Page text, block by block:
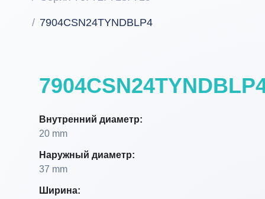
7904CSN24TYNDBLP4
Внутренний диаметр:
20 mm
Наружный диаметр:
37 mm
Ширина: